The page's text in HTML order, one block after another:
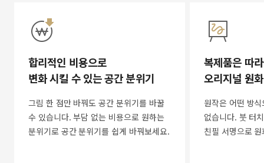
합리적인 비용으로
변화 시킬 수 있는 공간 분위기
그림 한 점만 바꿔도 공간 분위기를 바꿀
수 있습니다. 부담 없는 비용으로 원하는
분위기로 공간 분위기를 쉽게 바꿔보세요.
복제품은 따
오리지널 원
원작은 어떤 방
없습니다. 붓 터
친필 서명으로